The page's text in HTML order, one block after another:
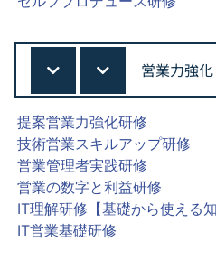
営業力強化
提案営業力強化研修
技術営業スキルアップ研修
営業管理者実践研修
営業の数字と利益研修
IT理解研修【基礎から使える
IT営業基礎研修